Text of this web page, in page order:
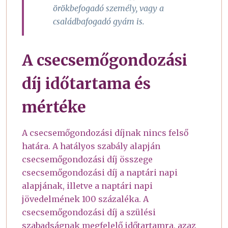
örökbefogadó személy, vagy a
családbafogadó gyám is.
A csecsemőgondozási
díj időtartama és
mértéke
A csecsemőgondozási díjnak nincs felső
határa. A hatályos szabály alapján
csecsemőgondozási díj összege
csecsemőgondozási díj a naptári napi
alapjának, illetve a naptári napi
jövedelmének 100 százaléka. A
csecsemőgondozási díj a szülési
szabadságnak megfelelő időtartamra, azaz